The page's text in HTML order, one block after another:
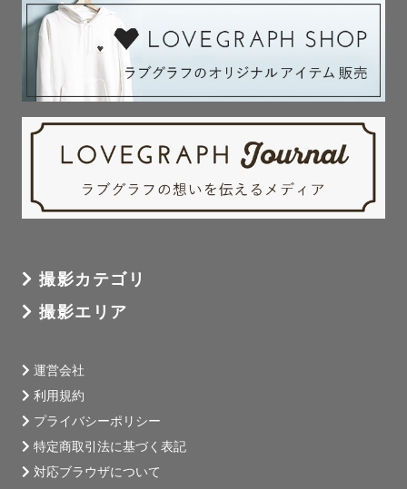
撮影カテゴリ
撮影エリア
運営会社
利用規約
プライバシーポリシー
特定商取引法に基づく表記
対応ブラウザについて